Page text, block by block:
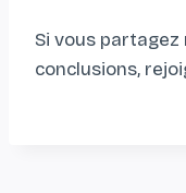
Si vous
conclusions,